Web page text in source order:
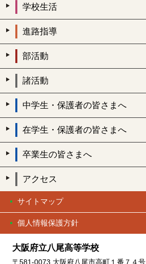
学校生活
進路指導
部活動
諸活動
中学生・保護者の皆さまへ
在学生・保護者の皆さまへ
卒業生の皆さまへ
アクセス
サイトマップ
個人情報保護方針
大阪府立八尾高等学校
〒581-0073 大阪府八尾市高町１番７４号